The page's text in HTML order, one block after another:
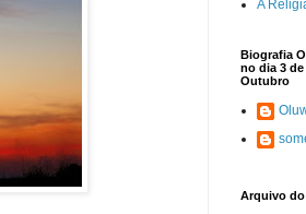
A
Biografia
no dia 3 de
Outubro
Arquivo